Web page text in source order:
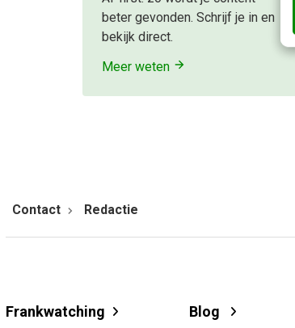
beter gevonden. Schrijf je in en
bekijk direct.
Meer weten
Contact Redactie
Frankwatching Blog